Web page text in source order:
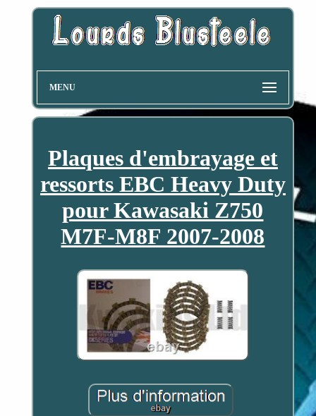
MENU
Plaques d'embrayage et
ressorts EBC Heavy Duty
pour Kawasaki Z750
M7F-M8F 2007-2008